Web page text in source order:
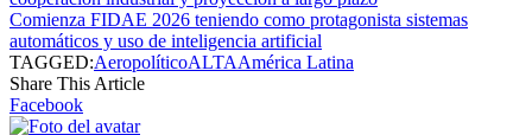
Comienza FIDAE 2026 teniendo como protagonista sistemas
automáticos y uso de inteligencia artificial
TAGGED:AeropolíticoALTAAmérica Latina
Share This Article
Facebook